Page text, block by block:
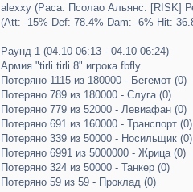
alexxy (Раса: Псолао Альянс: [RISK]
(Att: -15% Def: 78.4% Dam: -6% Hit:
Раунд 1 (04.10 06:13 - 04.10 06:24)
Армия "tirli tirli 8" игрока fbfly
Потеряно 1115 из 180000 - Бегемот (0)
Потеряно 789 из 180000 - Слуга (0)
Потеряно 779 из 52000 - Левиафан (0)
Потеряно 691 из 160000 - Транспорт (0)
Потеряно 339 из 50000 - Носильщик (0)
Потеряно 6991 из 5000000 - Жрица (0)
Потеряно 324 из 50000 - Танкер (0)
Потеряно 59 из 59 - Проклад (0)